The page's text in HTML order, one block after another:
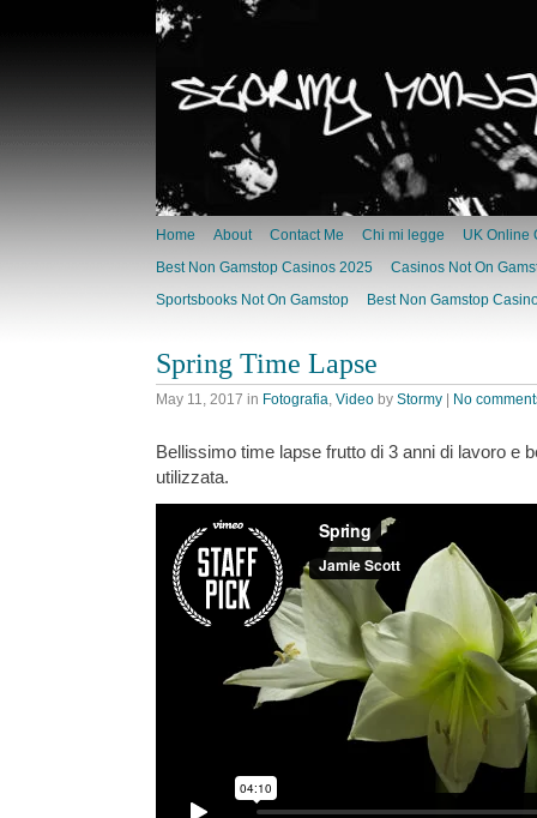
Home About Contact Me Chi mi legge
UK Online
Best Non Gamstop Casinos 2025
Casinos Not On
Sportsbooks Not On Gamstop
Best Non Gamstop
Spring Time Lapse
May 11, 2017 in Fotografia Video by Stormy | No
Bellissimo time lapse frutto di 3 anni di lavoro e
utilizzata.